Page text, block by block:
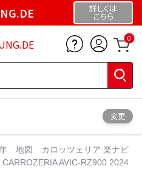
詳しくは
こちら
0
変更
地図 カロッツェリア 楽ナビ
AVIC-RZ900 2024